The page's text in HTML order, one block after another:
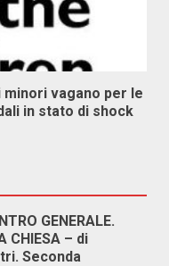
minori vagano per le
in stato di shock
GENERALE.
CHIESA – di
Seconda